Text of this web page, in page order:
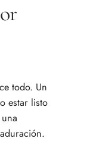
todo. Un
estar listo